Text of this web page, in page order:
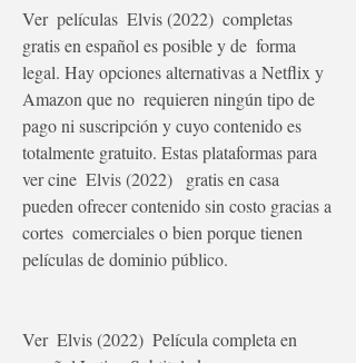
Ver  películas  Elvis (2022)  completas
gratis en español es posible y de  forma
legal. Hay opciones alternativas a Netflix y
Amazon que no  requieren ningún tipo de
pago ni suscripción y cuyo contenido es
totalmente gratuito. Estas plataformas para
ver cine  Elvis (2022)   gratis en casa
pueden ofrecer contenido sin costo gracias a
cortes  comerciales o bien porque tienen
películas de dominio público.
Ver  Elvis (2022)  Película completa en